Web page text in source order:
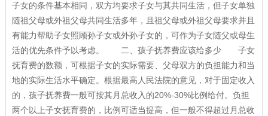
子女的条件基本相同，双方均要求子女与其共同生活，但子女单独
随祖父母或外祖父母共同生活多年，且祖父母或外祖父母要求并且
有能力帮助子女照顾孙子女或外孙子女的，可作为子女随父或母生
活的优先条件予以考虑。 二、孩子抚养费应该给多少 子女
抚育费的数额，可根据子女的实际需要、父母双方的负担能力和当
地的实际生活水平确定。根据最高人民法院的意见，对于固定收入
的，孩子抚养费一般可按其月总收入的20%-30%比例给付。负担
两个以上子女抚育费的，比例可适当提高，但一般不得超过月总收